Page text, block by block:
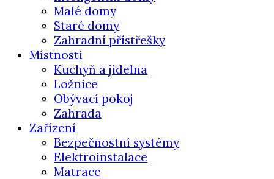
Malé domy
Staré domy
Zahradní přístřešky
Místnosti
Kuchyň a jídelna
Ložnice
Obývací pokoj
Zahrada
Zařízení
Bezpečnostní systémy
Elektroinstalace
Matrace